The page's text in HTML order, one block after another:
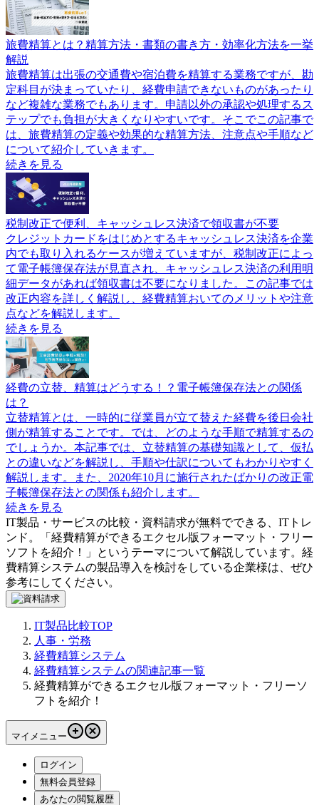
旅費精算とは？精算方法・書類の書き方・効率化方法を一挙
解説
旅費精算は出張の交通費や宿泊費を精算する業務ですが、勘
定科目が決まっていたり、経費申請できないものがあったり
など複雑な業務でもあります。申請以外の承認や処理するス
テップでも負担が大きくなりやすいです。そこでこの記事で
は、旅費精算の定義や効果的な精算方法、注意点や手順など
について紹介していきます。
続きを見る
税制改正で便利、キャッシュレス決済で領収書が不要
クレジットカードをはじめとするキャッシュレス決済を企業
内でも取り入れるケースが増えていますが、税制改正によっ
て電子帳簿保存法が見直され、キャッシュレス決済の利用明
細データがあれば領収書は不要になりました。この記事では
改正内容を詳しく解説し、経費精算おいてのメリットや注意
点などを解説します。
続きを見る
経費の立替、精算はどうする！？電子帳簿保存法との関係
は？
立替精算とは、一時的に従業員が立て替えた経費を後日会社
側が精算することです。では、どのような手順で精算するの
でしょうか。本記事では、立替精算の基礎知識として、仮払
との違いなどを解説し、手順や仕訳についてもわかりやすく
解説します。また、2020年10月に施行されたばかりの改正電
子帳簿保存法との関係も紹介します。
続きを見る
IT製品・サービスの比較・資料請求が無料でできる、ITトレ
ンド。「 経費精算ができるエクセル版フォーマット・フリー
ソフトを紹介！
」というテーマについて解説しています。 経
費精算システムの製品導入を検討をしている企業様は、ぜひ
参考にしてください。
IT製品比較TOP
人事・労務
経費精算システム
経費精算システムの関連記事一覧
経費精算ができるエクセル版フォーマット・フリーソ
フトを紹介！
マイメニュー
ログイン
無料会員登録
あなたの閲覧履歴